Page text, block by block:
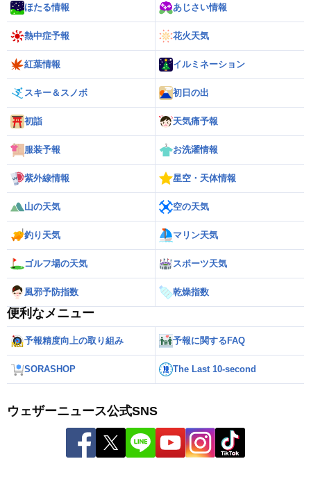
ほたる情報 あじさい情報
熱中症予報 花火天気
紅葉情報 イルミネーション
スキー＆スノボ 初日の出
初詣 天気痛予報
服装予報 お洗濯情報
紫外線情報 星空・天体情報
山の天気 空の天気
釣り天気 マリン天気
ゴルフ場の天気 スポーツ天気
風邪予防指数 乾燥指数
便利なメニュー
予報精度向上の取り組み 予報に関するFAQ
SORASHOP The Last 10-second
ウェザーニュース公式SNS